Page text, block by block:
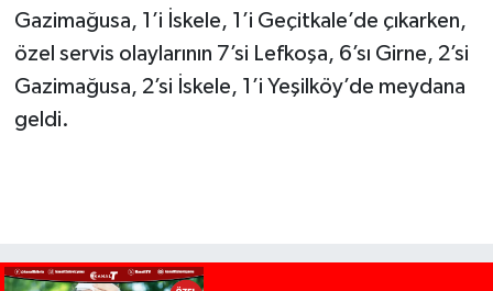
Gazimağusa, 1’i İskele, 1’i Geçitkale’de çıkarken,
özel servis olaylarının 7’si Lefkoşa, 6’sı Girne, 2’si
Gazimağusa, 2’si İskele, 1’i Yeşilköy’de meydana
geldi.